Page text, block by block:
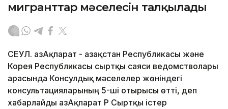
мигранттар мәселесін талқылады
СЕУЛ. ҚазАқпарат - Қазақстан Республикасы және
Корея Республикасы сыртқы саяси ведомстволары
арасында Консулдық мәселелер жөніндегі
консультацияларының 5-ші отырысы өтті, деп
хабарлайды ҚазАқпарат ҚР Сыртқы істер